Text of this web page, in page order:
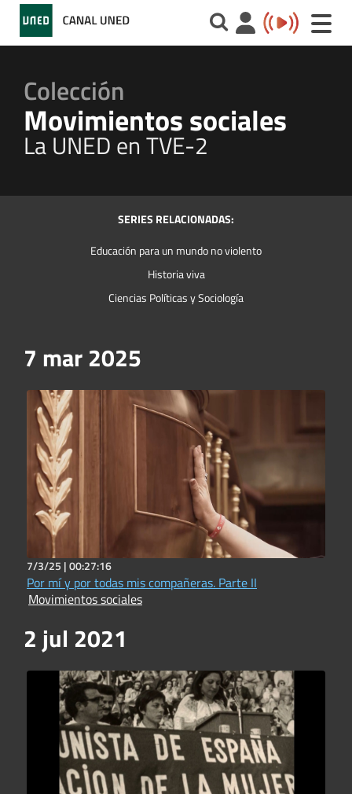
Toggle
Colección
Movimientos sociales
La UNED en TVE-2
SERIES RELACIONADAS:
Educación para un mundo no violento
Historia viva
Ciencias Políticas y Sociología
7 mar 2025
7/3/25 |00:27:16
Por mí y por todas mis compañeras. Parte II
Movimientos sociales
2 jul 2021